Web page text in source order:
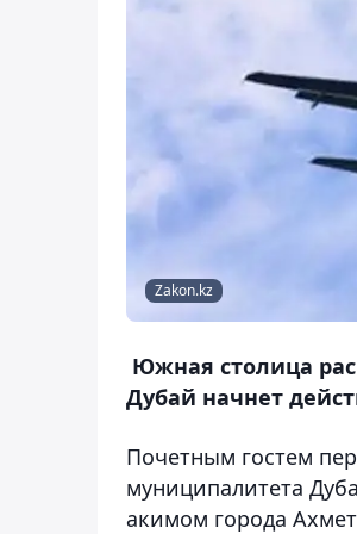
Zakon.kz
Южная столица
Дубай начнет
Почетным гостем
муниципалитета
акимом города